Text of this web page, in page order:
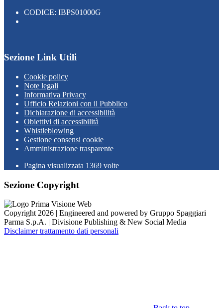
CODICE: IBPS01000G
Sezione Link Utili
Cookie policy
Note legali
Informativa Privacy
Ufficio Relazioni con il Pubblico
Dichiarazione di accessibilità
Obiettivi di accessibilità
Whistleblowing
Gestione consensi cookie
Amministrazione trasparente
Pagina visualizzata 1369 volte
Sezione Copyright
Copyright 2026 | Engineered and powered by Gruppo Spaggiari
Parma S.p.A. | Divisione Publishing & New Social Media
Disclaimer trattamento dati personali